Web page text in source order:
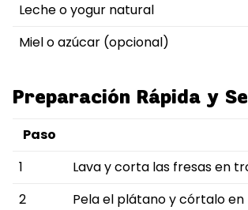
Leche o yogur natural
Miel o azúcar (opcional)
Preparación Rápida y
Paso
1
Lava y corta las fresas en
2
Pela el plátano y córtalo en